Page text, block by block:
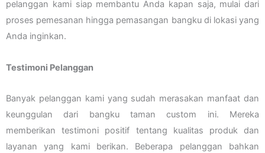
pelanggan kami siap membantu Anda kapan saja, mulai dari
proses pemesanan hingga pemasangan bangku di lokasi yang
Anda inginkan.
Testimoni Pelanggan
Banyak pelanggan kami yang sudah merasakan manfaat dan
keunggulan dari bangku taman custom ini. Mereka
memberikan testimoni positif tentang kualitas produk dan
layanan yang kami berikan. Beberapa pelanggan bahkan